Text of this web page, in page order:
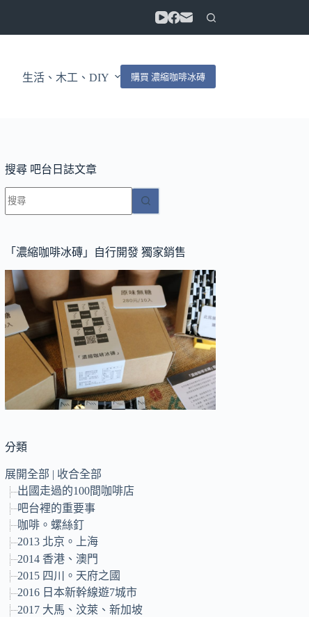
生活、木工、DIY 購買 濃縮咖啡冰磚
搜尋 吧台日誌文章
找
不
符
條
件
的
結
「濃縮咖啡冰磚」自行開發 獨家銷售
分類
展開全部 | 收合全部
出國走過的100間咖啡店
吧台裡的重要事
咖啡。螺絲釘
2013 北京。上海
2014 香港、澳門
2015 四川。天府之國
2016 日本新幹線遊7城市
2017 大馬、汶萊、新加坡